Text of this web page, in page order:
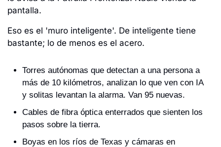
pantalla.
Eso es el 'muro inteligente'. De inteligente tiene
bastante; lo de menos es el acero.
Torres autónomas que detectan a una persona a
más de 10 kilómetros, analizan lo que ven con IA
y solitas levantan la alarma. Van 95 nuevas.
Cables de fibra óptica enterrados que sienten los
pasos sobre la tierra.
Boyas en los ríos de Texas y cámaras en